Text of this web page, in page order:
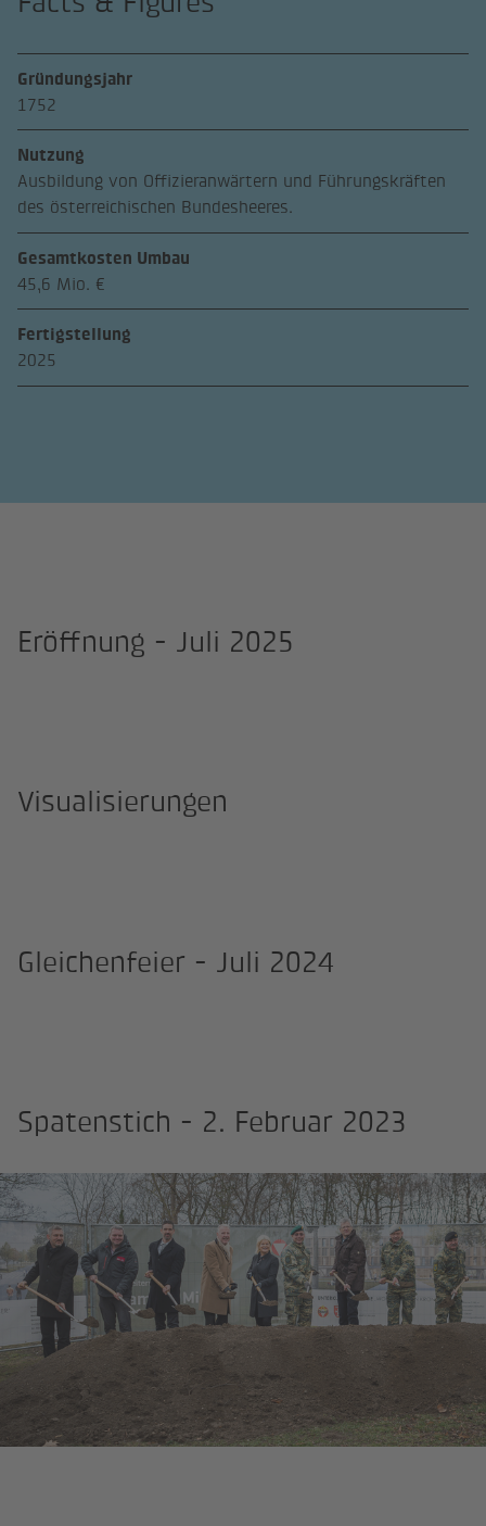
Gründungsjahr
1752
Nutzung
Ausbildung von Offizieranwärtern und Führungskräften
des österreichischen Bundesheeres.
Gesamtkosten Umbau
45,6 Mio. €
Fertigstellung
2025
Eröffnung - Juli 2025
Visualisierungen
Gleichenfeier - Juli 2024
Spatenstich - 2. Februar 2023